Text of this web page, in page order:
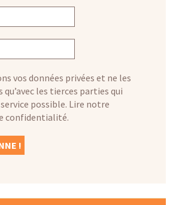
vos données privées et ne les
les tierces parties qui
possible. Lire notre
confidentialité.